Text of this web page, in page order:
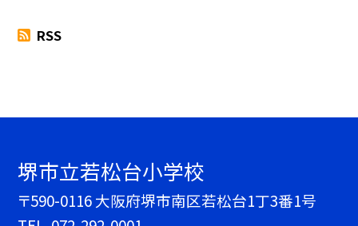
RSS
堺市立若松台小学校
〒590-0116 大阪府堺市南区若松台1丁3番1号